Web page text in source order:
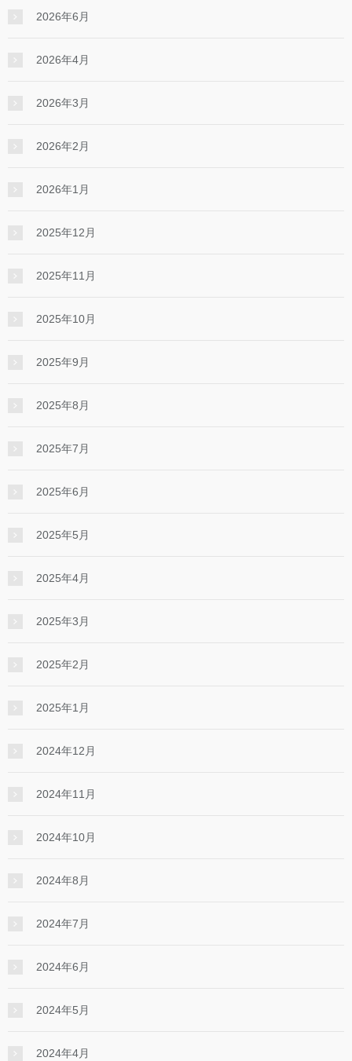
2026年6月
2026年4月
2026年3月
2026年2月
2026年1月
2025年12月
2025年11月
2025年10月
2025年9月
2025年8月
2025年7月
2025年6月
2025年5月
2025年4月
2025年3月
2025年2月
2025年1月
2024年12月
2024年11月
2024年10月
2024年8月
2024年7月
2024年6月
2024年5月
2024年4月